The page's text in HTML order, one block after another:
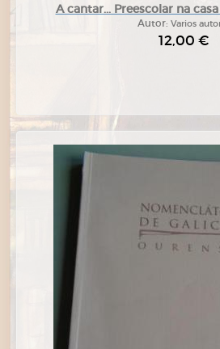
A cantar... Preescolar na
Autor: Varios
12,00 €